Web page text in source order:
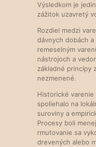
Výsledkom je
zážitok uzavretý
Rozdiel medzi
dávnych dobách
remeselným
nástrojoch a
základné princípy
nezmenené.
Historické varenie
spoliehalo na
suroviny a
Procesy boli
rmutovanie sa
drevených alebo